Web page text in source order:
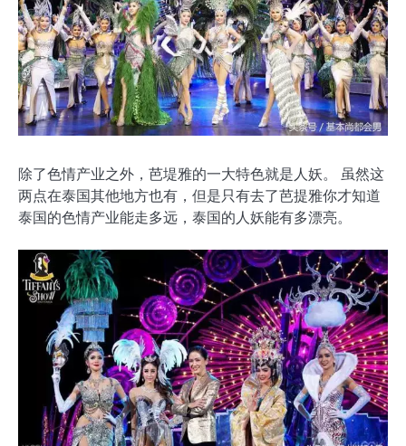
除了色情产业之外，芭堤雅的一大特色就是人妖。 虽然这
两点在泰国其他地方也有，但是只有去了芭提雅你才知道
泰国的色情产业能走多远，泰国的人妖能有多漂亮。